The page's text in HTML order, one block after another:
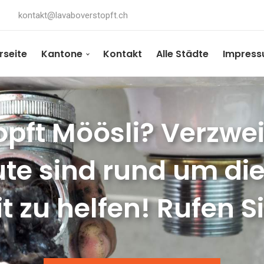
kontakt@lavaboverstopft.ch
Kantone Kontakt Alle Städte
Möösli?
sind rund um
zu helfen! Rufen